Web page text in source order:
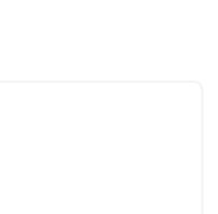
qui favorise les
sur votre terrain.
supporter une
votre allée de